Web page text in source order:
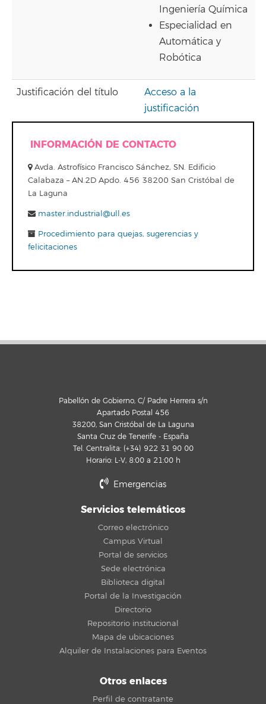
Ingeniería Química
Especialidad en
Automática y
Robótica
Justificación del título
Acceso a la
justificación
INFORMACIÓN DE CONTACTO
Avda. Astrofísico Francisco Sánchez, SN. Edificio
Calabaza – AN.2D Apdo. 456 38200 San Cristóbal de
La Laguna
master.industrial@ull.es
Procedimiento para quejas, sugerencias y
felicitaciones
Pabellón de Gobierno, C/ Padre Herrera s/n
Apartado Postal 456
38200, San Cristóbal de La Laguna
Santa Cruz de Tenerife - España
Tel. Centralita: (+34) 922 31 90 00
Horario: L-V, 8:00 a 21:00 h
Emergencias
Servicios telemáticos
Correo electrónico
Campus Virtual
Portal de servicios
Sede electrónica
Biblioteca digital
Portal de la Investigación
Directorio
Repositorio institucional
Mapa de ubicaciones
Alquiler de Instalaciones para Eventos
Otros enlaces
Perfil de contratante